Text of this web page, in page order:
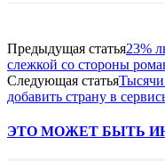
Предыдущая статья23%
слежкой со стороны
Следующая статьяТысячи
добавить страну в
ЭТО МОЖЕТ БЫТЬ